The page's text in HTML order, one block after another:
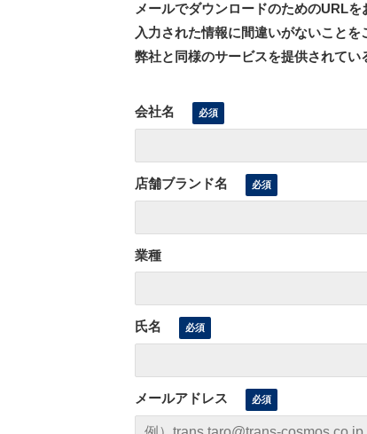
メールでダウンロードのためのURLを
入力された情報に間違いがないことを
弊社と同様のサービスを提供されてい
会社名
店舗ブランド名
業種
氏名
メールアドレス